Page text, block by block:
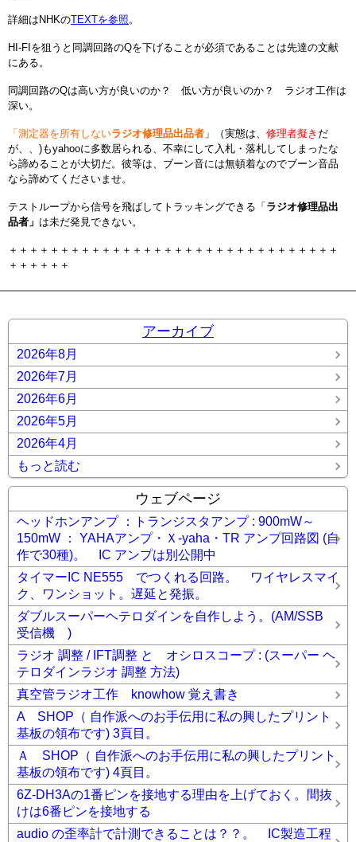
詳細はNHKのTEXTを参照。
HI-FIを狙うと同調回路のQを下げることが必須であることは先達の文献
にある。
同調回路のQは高い方が良いのか？ 低い方が良いのか？ ラジオ工作は
深い。
「測定器を所有しないラジオ修理品出品者 」（実態は、 修理者擬き だ
が、、)もyahooに多数居られる、不幸にして入札・落札してしまったな
ら諦めることが大切だ。彼等は、ブーン音には無頓着なのでブーン音品
なら諦めてくださいませ。
テストループから信号を飛ばしてトラッキングできる「 ラジオ修理品出
品者」 は未だ発見できない。
＋＋＋＋＋＋＋＋＋＋＋＋＋＋＋＋＋＋＋＋＋＋＋＋＋＋＋＋＋＋＋＋
＋＋＋＋＋＋
アーカイブ
2026年8月
2026年7月
2026年6月
2026年5月
2026年4月
もっと読む
ウェブページ
ヘッドホンアンプ ：トランジスタアンプ : 900mW～
150mW ： YAHAアンプ・Ｘ-yaha・TR アンプ回路図 (自
作で30種)。 IC アンプは別公開中
タイマーIC NE555 でつくれる回路。 ワイヤレスマイ
ク、ワンショット。遅延と発振。
ダブルスーパーヘテロダインを自作しよう。(AM/SSB
受信機 )
ラジオ 調整 / IFT調整 と オシロスコープ : (スーパー ヘ
テロダインラジオ 調整 方法)
真空管ラジオ工作 knowhow 覚え書き
A SHOP（ 自作派へのお手伝用に私の興したプリント
基板の領布です) 3頁目。
Ａ SHOP（ 自作派へのお手伝用に私の興したプリント
基板の領布です) 4頁目。
6Z-DH3Aの1番ピンを接地する理由を上げておく。間抜
けは6番ピンを接地する
audio の歪率計で計測できることは？？。 IC製造工程